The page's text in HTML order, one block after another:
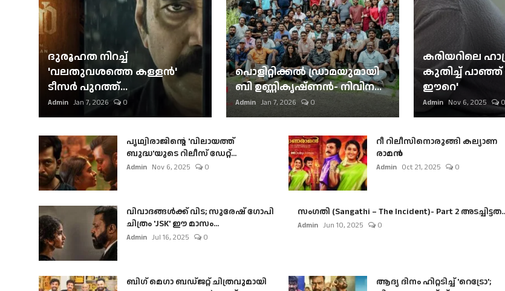
ദുരൂഹത നിറച്ച്
'വലതുവശത്തെ കള്ളന്‍'
ടീസര്‍ പുറത്ത്...
Admin Jan 7, 2026 0
പൊളിറ്റിക്കല്‍ ഡ്രാമയുമായി
ബി ഉണ്ണികൃഷ്ണന്‍- നിവിന...
Admin Jan 7, 2026 0
കരിയറിലെ
കുതിച്ച്
ഈറെ'
Admin Nov 6, 2025 0
പൃഥ്വിരാജിന്റെ 'വിലായത്ത്
ബുദ്ധ'യുടെ റിലീസ് ഡേറ്റ്...
Admin Nov 6, 2025 0
റീ റിലീസിനൊരുങ്ങി കല്യാണ
രാമൻ
Admin Oct 21, 2025 0
വിവാദങ്ങൾക്ക് വിട; സുരേഷ് ഗോപി
ചിത്രം 'JSK' ഈ മാസം...
Admin Jul 16, 2025 0
സംഗതി (Sangathi – The Incident)- Part 2
Admin Jun 10, 2025 0
ബി​ഗ് മെഗാ ബഡ്ജറ്റ് ചിത്രവുമായി
ആദ്യ ദിനം ഹിറ്റടിച്ച് 'റെട്രോ';